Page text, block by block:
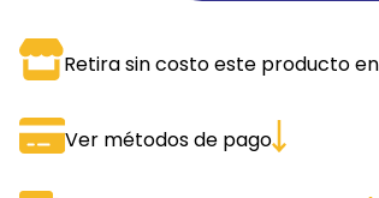
Retira sin costo este producto en
Ver métodos de pago